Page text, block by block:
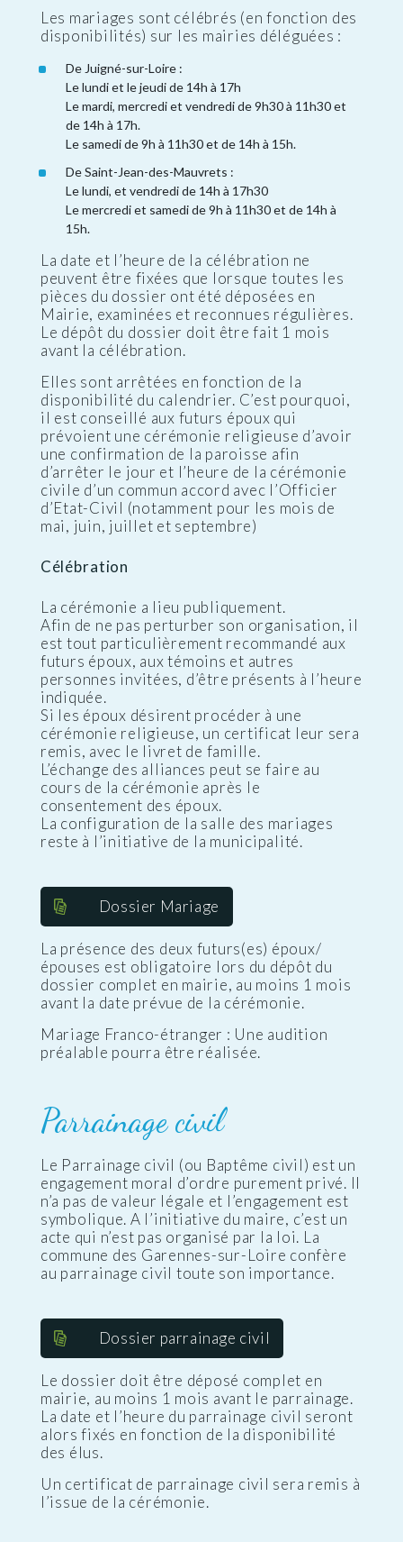
Les mariages sont célébrés (en fonction des
disponibilités) sur les mairies déléguées :
De Juigné-sur-Loire :
Le lundi et le jeudi de 14h à 17h
Le mardi, mercredi et vendredi de 9h30 à 11h30 et
de 14h à 17h.
Le samedi de 9h à 11h30 et de 14h à 15h.
De Saint-Jean-des-Mauvrets :
Le lundi, et vendredi de 14h à 17h30
Le mercredi et samedi de 9h à 11h30 et de 14h à
15h.
La date et l’heure de la célébration ne
peuvent être fixées que lorsque toutes les
pièces du dossier ont été déposées en
Mairie, examinées et reconnues régulières.
Le dépôt du dossier doit être fait 1 mois
avant la célébration.
Elles sont arrêtées en fonction de la
disponibilité du calendrier. C’est pourquoi,
il est conseillé aux futurs époux qui
prévoient une cérémonie religieuse d’avoir
une confirmation de la paroisse afin
d’arrêter le jour et l’heure de la cérémonie
civile d’un commun accord avec l’Officier
d’Etat-Civil (notamment pour les mois de
mai, juin, juillet et septembre)
Célébration
La cérémonie a lieu publiquement.
Afin de ne pas perturber son organisation, il
est tout particulièrement recommandé aux
futurs époux, aux témoins et autres
personnes invitées, d’être présents à l’heure
indiquée.
Si les époux désirent procéder à une
cérémonie religieuse, un certificat leur sera
remis, avec le livret de famille.
L’échange des alliances peut se faire au
cours de la cérémonie après le
consentement des époux.
La configuration de la salle des mariages
reste à l’initiative de la municipalité.
Dossier Mariage
La présence des deux futurs(es) époux/
épouses est obligatoire lors du dépôt du
dossier complet en mairie, au moins 1 mois
avant la date prévue de la cérémonie.
Mariage Franco-étranger : Une audition
préalable pourra être réalisée.
Parrainage civil
Le Parrainage civil (ou Baptême civil) est un
engagement moral d’ordre purement privé. Il
n’a pas de valeur légale et l’engagement est
symbolique. A l’initiative du maire, c’est un
acte qui n’est pas organisé par la loi. La
commune des Garennes-sur-Loire confère
au parrainage civil toute son importance.
Dossier parrainage civil
Le dossier doit être déposé complet en
mairie, au moins 1 mois avant le parrainage.
La date et l’heure du parrainage civil seront
alors fixés en fonction de la disponibilité
des élus.
Un certificat de parrainage civil sera remis à
l’issue de la cérémonie.